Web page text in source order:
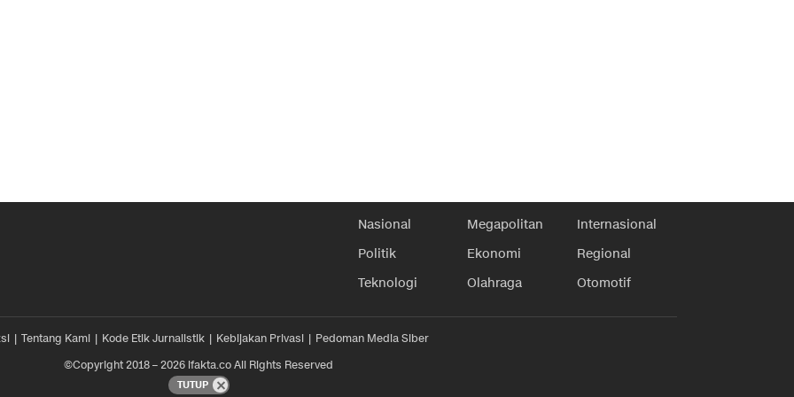
Nasional Megapolitan
Internasional
Politik
Ekonomi
Regional
Teknologi
Olahraga Otomotif
Tentang Kami Kode Etik Jurnalistik Kebijakan Privasi
Pedoman Media Siber
©Copyright 2018 – 2026 ifakta.co All Rights Reserved
TUTUP